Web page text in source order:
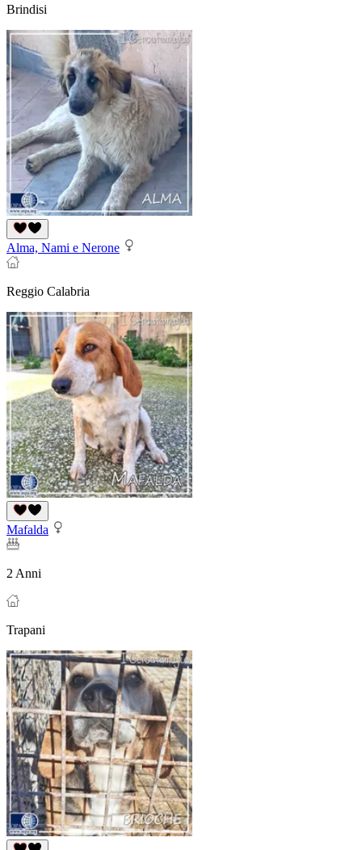
Brindisi
Alma, Nami e Nerone
Reggio Calabria
Mafalda
2 Anni
Trapani